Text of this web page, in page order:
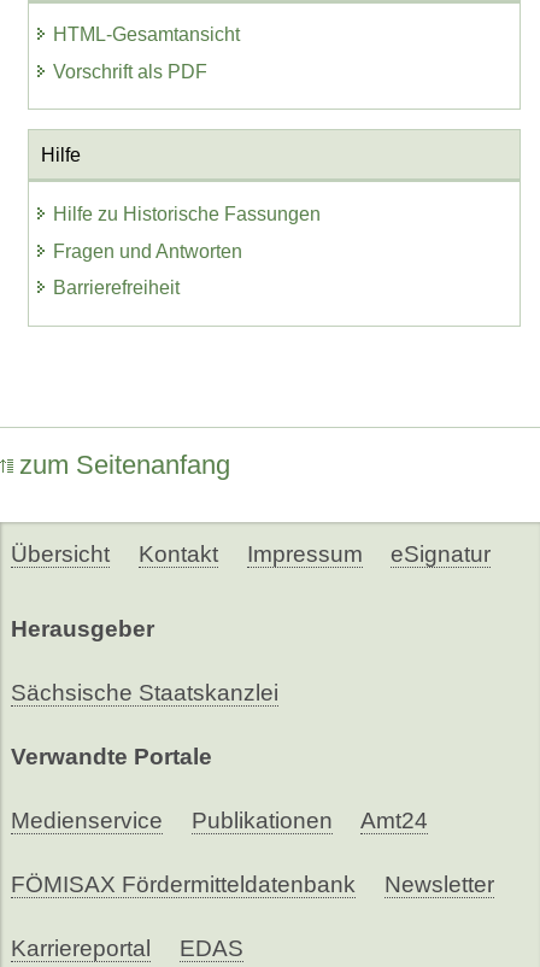
HTML-Gesamtansicht
Vorschrift als PDF
Hilfe
Hilfe zu Historische Fassungen
Fragen und Antworten
Barrierefreiheit
zum Seitenanfang
Übersicht Kontakt Impressum eSignatur
Herausgeber
Sächsische Staatskanzlei
Verwandte Portale
Medienservice Publikationen Amt24
FÖMISAX Fördermitteldatenbank Newsletter
Karriereportal EDAS